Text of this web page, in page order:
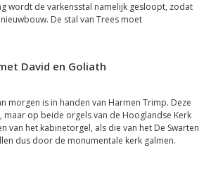
wordt de varkensstal namelijk gesloopt, zodat
De stal van Trees moet
David en Goliath
morgen is in handen van Harmen Trimp. Deze
maar op beide orgels van de Hooglandse Kerk
van het kabinetorgel, als die van het De Swarten
dus door de monumentale kerk galmen.